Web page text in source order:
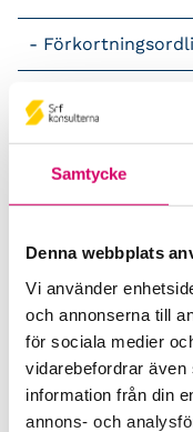
Samtycke
Denna webbplats
Vi använder
och annonserna till
för sociala medier
vidarebefordrar även
information från din
annons- och
LAP – Svensk
Lönepodden
Rådgivning i
Srf Uttalanden
Viktiga dagar till
Kalendarium